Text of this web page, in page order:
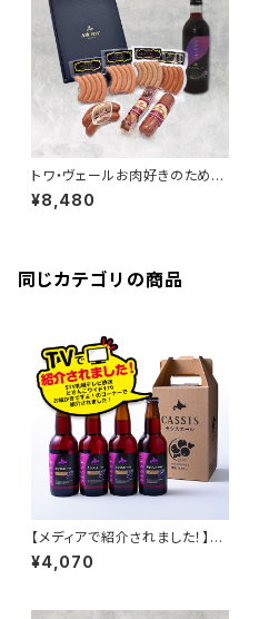
トワ・ヴェールお肉好きのための
ギフトセットと「黒松内カシスリ
キュール 500ml」1本
¥8,480
同じカテゴリの商品
【メディアで紹介されました！】黒
松内カシスエール330ml ４本
セット（箱付き）
¥4,070